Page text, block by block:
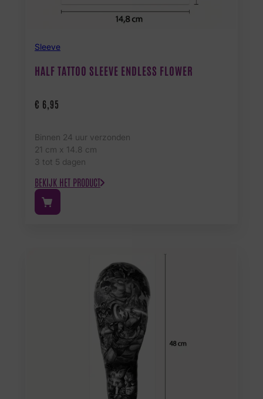
Sleeve
HALF TATTOO SLEEVE ENDLESS FLOWER
€ 6,95
Binnen 24 uur verzonden
21 cm x 14.8 cm
3 tot 5 dagen
BEKIJK HET PRODUCT